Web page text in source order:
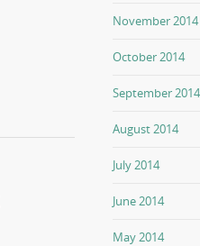
November 2014
October 2014
September 2014
August 2014
July 2014
June 2014
May 2014